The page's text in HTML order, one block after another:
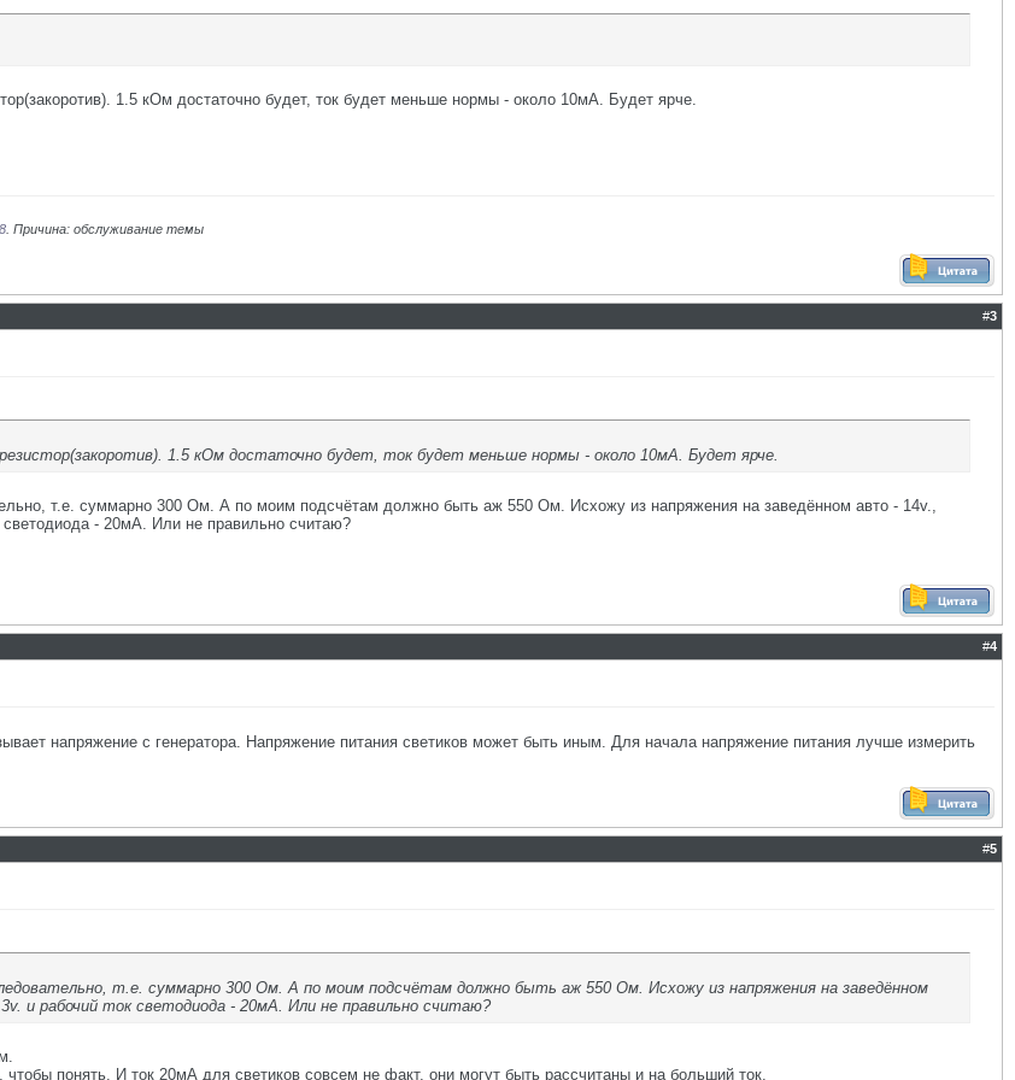
1.5 кОм достаточно будет, ток будет меньше нормы - около 10мА. Будет ярче.
. Причина: обслуживание темы
#3
1.5 кОм достаточно будет, ток будет меньше нормы - около 10мА. Будет ярче.
т.е. суммарно 300 Ом. А по моим подсчётам должно быть аж 550 Ом. Исхожу из напряжения на заведённом авто - 14v.,
- 20мА. Или не правильно считаю?
#4
напряжение с генератора. Напряжение питания светиков может быть иным. Для начала напряжение питания лучше измерить
#5
т.е. суммарно 300 Ом. А по моим подсчётам должно быть аж 550 Ом. Исхожу из напряжения на заведённом
и рабочий ток светодиода - 20мА. Или не правильно считаю?
понять. И ток 20мА для светиков совсем не факт, они могут быть рассчитаны и на больший ток.